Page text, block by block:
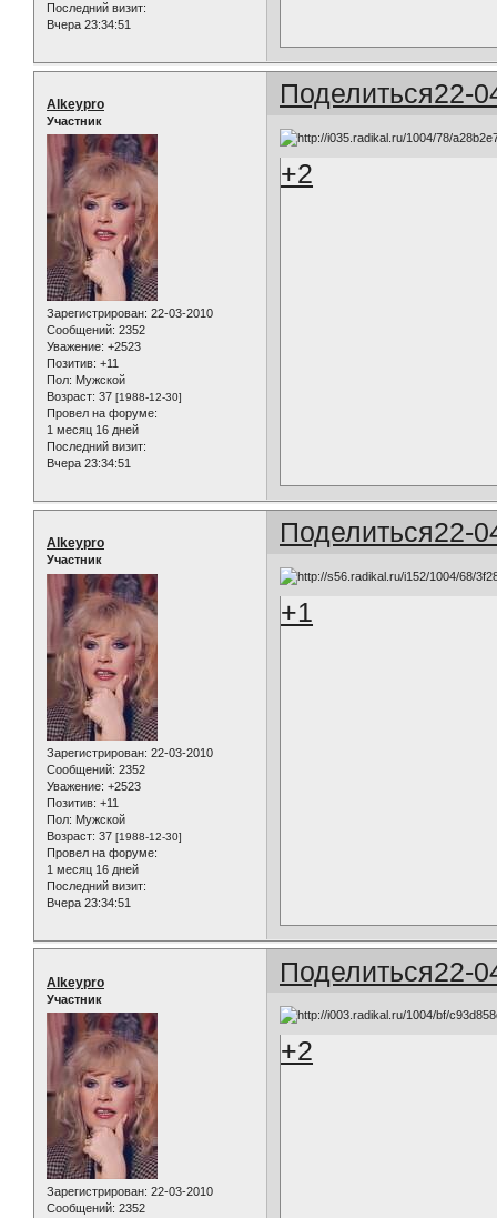
Последний визит:
Вчера 23:34:51
Поделиться22-
Alkeypro
Участник
Зарегистрирован: 22-03-2010
Сообщений: 2352
Уважение: +2523
Позитив: +11
Пол: Мужской
Возраст: 37 [1988-12-30]
Провел на форуме:
1 месяц 16 дней
Последний визит:
Вчера 23:34:51
+2
Поделиться22-
Alkeypro
Участник
Зарегистрирован: 22-03-2010
Сообщений: 2352
Уважение: +2523
Позитив: +11
Пол: Мужской
Возраст: 37 [1988-12-30]
Провел на форуме:
1 месяц 16 дней
Последний визит:
Вчера 23:34:51
+1
Поделиться22-
Alkeypro
Участник
Зарегистрирован: 22-03-2010
Сообщений: 2352
+2